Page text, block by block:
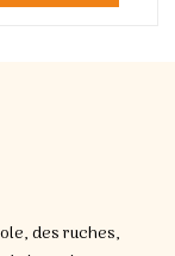
des ruches,